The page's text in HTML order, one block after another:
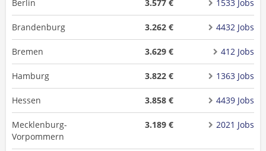
Berlin 3.577 € 1533 Jobs
Brandenburg 3.262 € 4432 Jobs
Bremen 3.629 € 412 Jobs
Hamburg 3.822 € 1363 Jobs
Hessen 3.858 € 4439 Jobs
Mecklenburg-
Vorpommern
3.189 € 2021 Jobs